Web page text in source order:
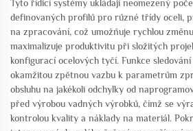
Tyto řídicí systémy ukládají neomezený
definovaných profilů pro různé třídy oceli,
na zpracování, což umožňuje rychlou
maximalizuje produktivitu při složitých
konfigurací ocelových tyčí. Funkce
okamžitou zpětnou vazbu k parametrům
obsluhu na jakékoli odchylky od
před výrobou vadných výrobků, čímž se
kontrolou kvality a náklady na materiál.